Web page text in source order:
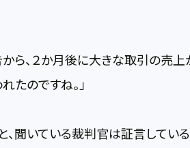
から、２か月後に大きな取引の売
たのですね。」
、聞いている裁判官は証言してい